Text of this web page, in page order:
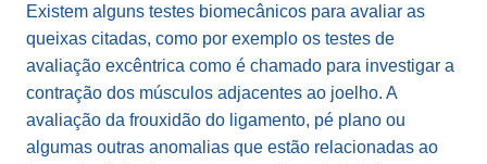
Existem alguns testes biomecânicos para avaliar as
queixas citadas, como por exemplo os testes de
avaliação excêntrica como é chamado para investigar a
contração dos músculos adjacentes ao joelho. A
avaliação da frouxidão do ligamento, pé plano ou
algumas outras anomalias que estão relacionadas ao